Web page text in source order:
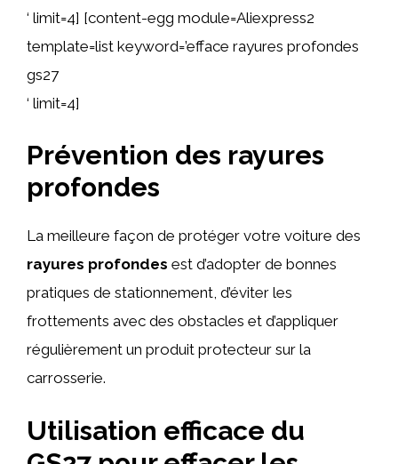
‘ limit=4] [content-egg module=Aliexpress2
template=list keyword=’efface rayures profondes
gs27
‘ limit=4]
Prévention des rayures
profondes
La meilleure façon de protéger votre voiture des
rayures profondes est d’adopter de bonnes
pratiques de stationnement, d’éviter les
frottements avec des obstacles et d’appliquer
régulièrement un produit protecteur sur la
carrosserie.
Utilisation efficace du